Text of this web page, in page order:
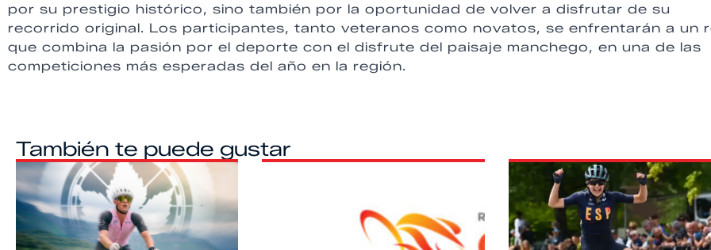
por su prestigio histórico, sino también por la oportunidad de volver a disfrutar de su
recorrido original. Los participantes, tanto veteranos como novatos, se enfrentarán a un
que combina la pasión por el deporte con el disfrute del paisaje manchego, en una de las
competiciones más esperadas del año en la región.
También te puede gustar